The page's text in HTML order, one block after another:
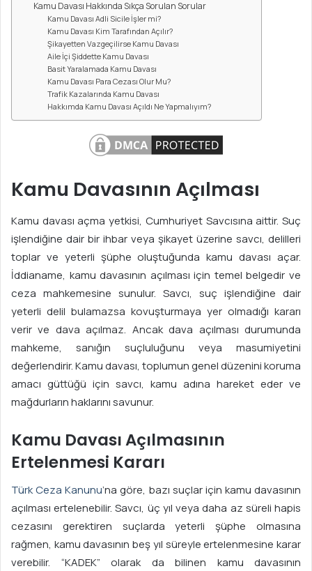
Kamu Davası Hakkında Sıkça Sorulan Sorular
Kamu Davası Adli Sicile İşler mi?
Kamu Davası Kim Tarafından Açılır?
Şikayetten Vazgeçilirse Kamu Davası
Aile İçi Şiddette Kamu Davası
Basit Yaralamada Kamu Davası
Kamu Davası Para Cezası Olur Mu?
Trafik Kazalarında Kamu Davası
Hakkımda Kamu Davası Açıldı Ne Yapmalıyım?
Kamu Davasının Açılması
Kamu davası açma yetkisi, Cumhuriyet Savcısına aittir. Suç
işlendiğine dair bir ihbar veya şikayet üzerine savcı, delilleri
toplar ve yeterli şüphe oluştuğunda kamu davası açar.
İddianame, kamu davasının açılması için temel belgedir ve
ceza mahkemesine sunulur. Savcı, suç işlendiğine dair
yeterli delil bulamazsa kovuşturmaya yer olmadığı kararı
verir ve dava açılmaz. Ancak dava açılması durumunda
mahkeme, sanığın suçluluğunu veya masumiyetini
değerlendirir. Kamu davası, toplumun genel düzenini koruma
amacı güttüğü için savcı, kamu adına hareket eder ve
mağdurların haklarını savunur.
Kamu Davası Açılmasının
Ertelenmesi Kararı
Türk Ceza Kanunu’na göre, bazı suçlar için kamu davasının
açılması ertelenebilir. Savcı, üç yıl veya daha az süreli hapis
cezasını gerektiren suçlarda yeterli şüphe olmasına
rağmen, kamu davasının beş yıl süreyle ertelenmesine karar
verebilir. “KADEK” olarak da bilinen kamu davasının